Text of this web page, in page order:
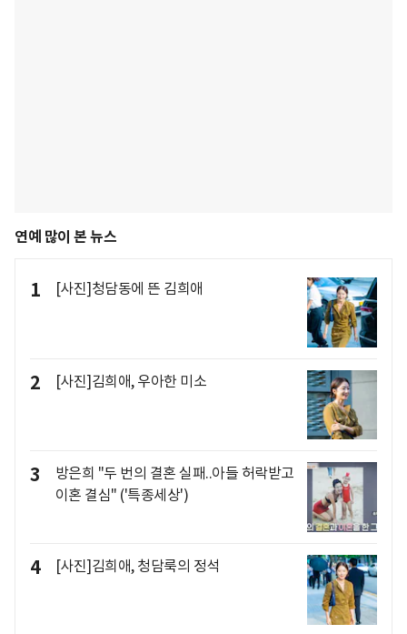
연예 많이 본 뉴스
1 [사진]청담동에 뜬 김희애
2 [사진]김희애, 우아한 미소
3
방은희 "두 번의 결혼 실패..아들 허락받고
이혼 결심" ('특종세상')
4 [사진]김희애, 청담룩의 정석